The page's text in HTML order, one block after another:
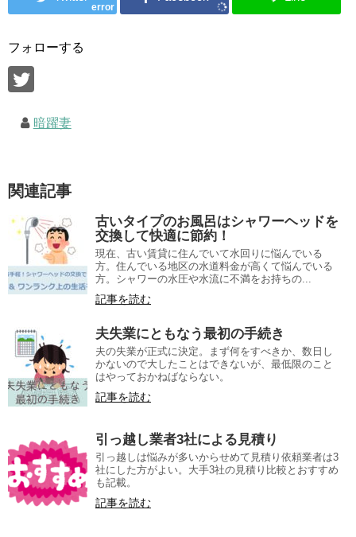
error
フォローする
暗躍妻
関連記事
古いタイプのお風呂はシャワーヘッドを
交換して快適に節約！
現在、古い賃貸に住んでいて水回りに悩んでいる
方。住んでいる地区の水道料金が高くて悩んでいる
方。シャワーの水圧や水流に不満をお持ちの...
記事を読む
夫失業にともなう最初の手続き
夫の失業が正式に決定。まず何をすべきか、数日し
かないので大したことはできないが、最低限のこと
はやっておかねばならない。
記事を読む
引っ越し業者3社による見積り
引っ越しは悩みが多いからせめて見積り依頼業者は3
社にした方がよい。大手3社の見積り比較とおすすめ
も記載。
記事を読む